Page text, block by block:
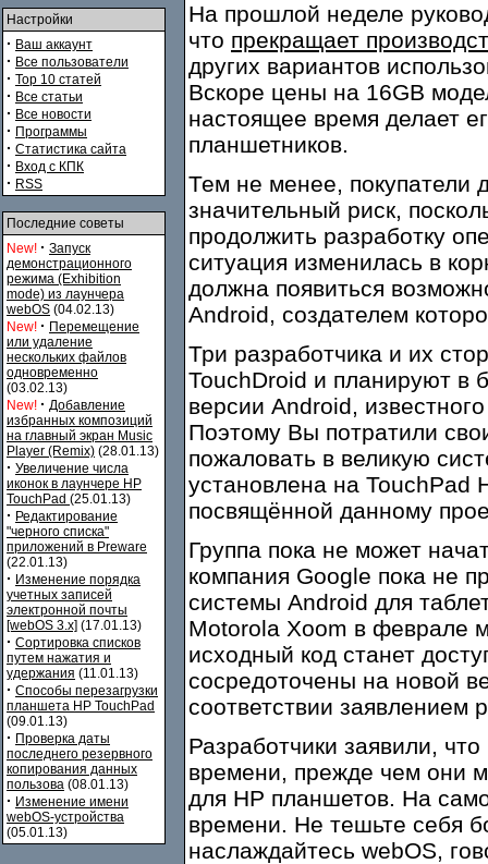
Настройки
· Ваш аккаунт
· Все пользователи
· Top 10 статей
· Все статьи
· Все новости
· Программы
· Статистика сайта
· Вход с КПК
· RSS
Последние советы
New! · Запуск
демонстрационного
режима (Exhibition
mode) из лаунчера
webOS (04.02.13)
New! · Перемещение
или удаление
нескольких файлов
одновременно
(03.02.13)
New! · Добавление
избранных композиций
на главный экран Music
Player (Remix) (28.01.13)
· Увеличение числа
иконок в лаунчере HP
TouchPad (25.01.13)
· Редактирование
"черного списка"
приложений в Preware
(22.01.13)
· Изменение порядка
учетных записей
электронной почты
[webOS 3.x] (17.01.13)
· Сортировка списков
путем нажатия и
удержания (11.01.13)
· Способы перезагрузки
планшета HP TouchPad
(09.01.13)
· Проверка даты
последнего резервного
копирования данных
пользова (08.01.13)
· Изменение имени
webOS-устройства
(05.01.13)
На прошлой неделе
что прекращает
других вариантов
Вскоре цены на 16GB
настоящее время делает
планшетников.
Тем не менее, покупатели
значительный риск,
продолжить разработку
ситуация изменилась в
должна появиться
Android, создателем
Три разработчика и их
TouchDroid и планируют в
версии Android,
Поэтому Вы потратили
пожаловать в великую
установлена на TouchPad
посвящённой данному
Группа пока не может
компания Google пока не
системы Android для
Motorola Xoom в феврале
исходный код станет
сосредоточены на новой
соответствии
Разработчики заявили,
времени, прежде чем они
для HP планшетов. На
времени. Не тешьте себя
наслаждайтесь webOS,